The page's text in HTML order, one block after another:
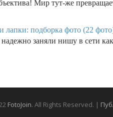
Мир тут-же
лапки: подборка фото (22
заняли нишу в сети
FotoJoin. All Rights Reserved. |